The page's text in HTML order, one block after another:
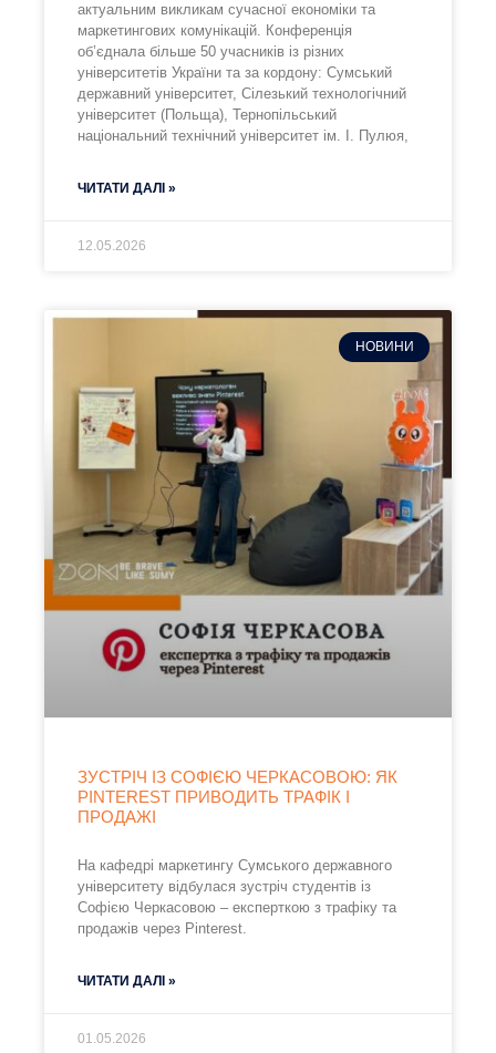
актуальним викликам сучасної економіки та
маркетингових комунікацій. Конференція
об’єднала більше 50 учасників із різних
університетів України та за кордону: Сумський
державний університет, Сілезький технологічний
університет (Польща), Тернопільський
національний технічний університет ім. І. Пулюя,
ЧИТАТИ ДАЛІ »
12.05.2026
НОВИНИ
ЗУСТРІЧ ІЗ СОФІЄЮ ЧЕРКАСОВОЮ: ЯК
PINTEREST ПРИВОДИТЬ ТРАФІК І
ПРОДАЖІ
На кафедрі маркетингу Сумського державного
університету відбулася зустріч студентів із
Софією Черкасовою – експерткою з трафіку та
продажів через Pinterest.
ЧИТАТИ ДАЛІ »
01.05.2026